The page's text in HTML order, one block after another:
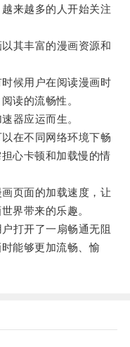
来越多的人开始关注
其丰富的漫画资源和
候用户在阅读漫画时
读的流畅性。
器应运而生。
在不同网络环境下畅
心卡顿和加载慢的情
页面的加载速度，让
界带来的乐趣。
打开了一扇畅通无阻
能够更加流畅、愉